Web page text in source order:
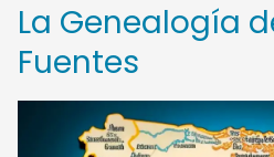
La Genealogía
Fuentes